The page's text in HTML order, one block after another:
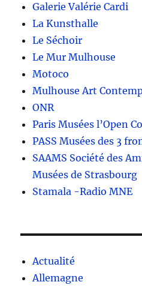
Galerie Valérie Cardi
La Kunsthalle
Le Séchoir
Le Mur Mulhouse
Motoco
Mulhouse Art
ONR
Paris Musées l’Open
PASS Musées des 3
SAAMS Société des
Musées de Strasbourg
Stamala -Radio MNE
Actualité
Allemagne